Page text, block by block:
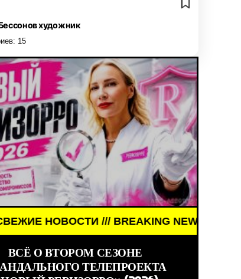
художник
15
/// BREAKING NEWS /// НОВОСТИ
ВСЁ О ВТОРОМ СЕЗОНЕ
ТЕЛЕПРОЕКТА